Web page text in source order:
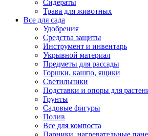
Сидераты
Трава для животных
Все для сада
Удобрения
Средства защиты
Инструмент и инвентарь
Укрывной материал
Предметы для рассады
Горшки, кашпо, ящики
Светильники
Подставки и опоры для
Грунты
Садовые фигуры
Полив
Все для компоста